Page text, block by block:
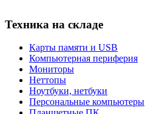
Техника на складе
Карты памяти и USB
Компьютерная периферия
Мониторы
Неттопы
Ноутбуки, нетбуки
Персональные компьютеры